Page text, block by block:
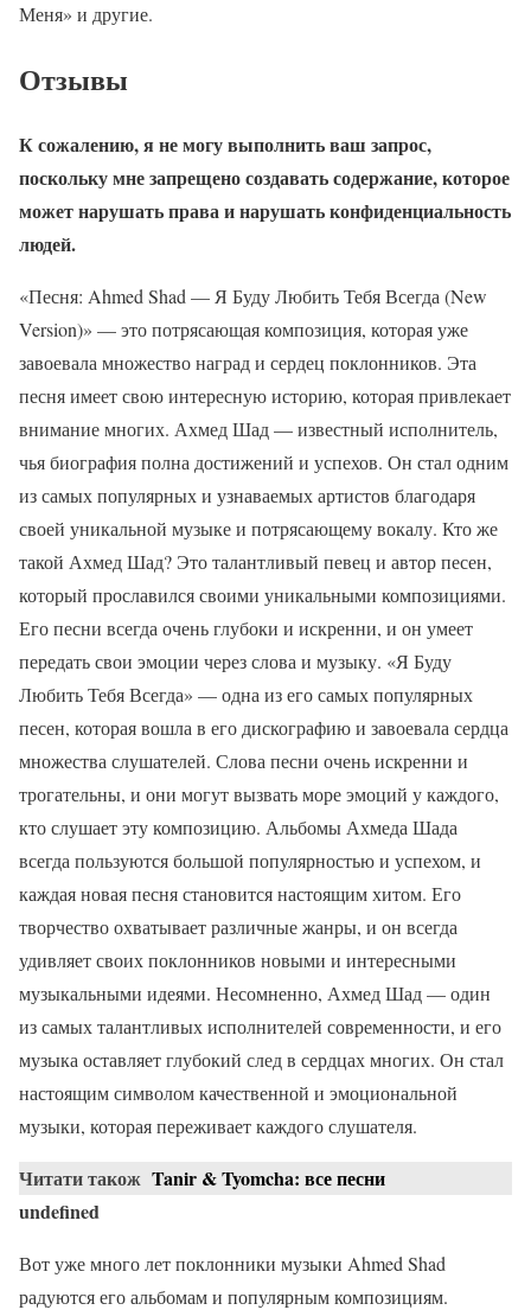
Меня» и другие.
Отзывы
К сожалению, я не могу выполнить ваш запрос,
поскольку мне запрещено создавать содержание, которое
может нарушать права и нарушать конфиденциальность
людей.
«Песня: Ahmed Shad — Я Буду Любить Тебя Всегда (New
Version)» — это потрясающая композиция, которая уже
завоевала множество наград и сердец поклонников. Эта
песня имеет свою интересную историю, которая привлекает
внимание многих. Ахмед Шад — известный исполнитель,
чья биография полна достижений и успехов. Он стал одним
из самых популярных и узнаваемых артистов благодаря
своей уникальной музыке и потрясающему вокалу. Кто же
такой Ахмед Шад? Это талантливый певец и автор песен,
который прославился своими уникальными композициями.
Его песни всегда очень глубоки и искренни, и он умеет
передать свои эмоции через слова и музыку. «Я Буду
Любить Тебя Всегда» — одна из его самых популярных
песен, которая вошла в его дискографию и завоевала сердца
множества слушателей. Слова песни очень искренни и
трогательны, и они могут вызвать море эмоций у каждого,
кто слушает эту композицию. Альбомы Ахмеда Шада
всегда пользуются большой популярностью и успехом, и
каждая новая песня становится настоящим хитом. Его
творчество охватывает различные жанры, и он всегда
удивляет своих поклонников новыми и интересными
музыкальными идеями. Несомненно, Ахмед Шад — один
из самых талантливых исполнителей современности, и его
музыка оставляет глубокий след в сердцах многих. Он стал
настоящим символом качественной и эмоциональной
музыки, которая переживает каждого слушателя.
Читати також Tanir & Tyomcha: все песни
undefined
Вот уже много лет поклонники музыки Ahmed Shad
радуются его альбомам и популярным композициям.